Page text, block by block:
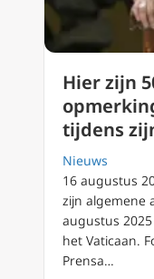
Hier zijn
tijdens
Nieuws
16 augustus
zijn algemene
augustus
het Vaticaan.
Prensa…